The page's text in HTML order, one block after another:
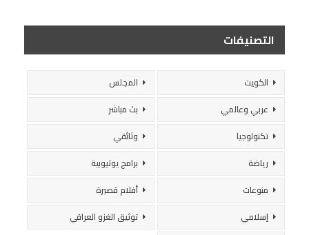
التصنيفات
الكويت
المجلس
عربي وعالمي
بث مباشر
تكنولوجيا
وثائقي
رياضة
برامج يوتيوبية
منوعات
أفلام قصيرة
إسلامي
توثيق الغزو العراقي